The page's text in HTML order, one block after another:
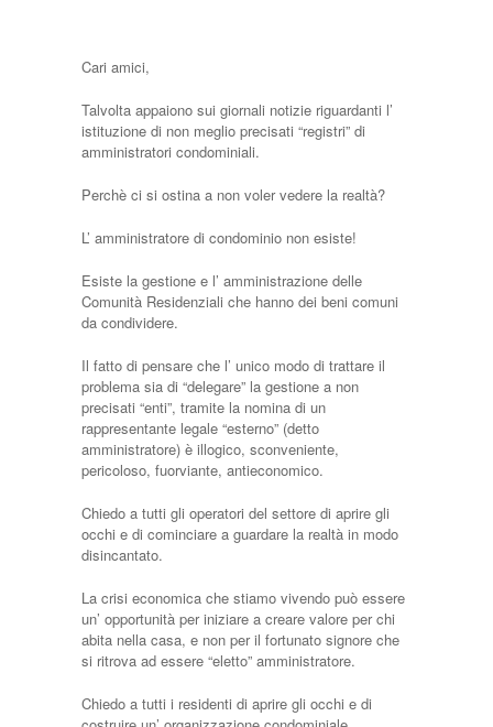
Cari amici,
Talvolta appaiono sui giornali notizie riguardanti l’
istituzione di non meglio precisati “registri” di
amministratori condominiali.
Perchè ci si ostina a non voler vedere la realtà?
L’ amministratore di condominio non esiste!
Esiste la gestione e l’ amministrazione delle
Comunità Residenziali che hanno dei beni comuni
da condividere.
Il fatto di pensare che l’ unico modo di trattare il
problema sia di “delegare” la gestione a non
precisati “enti”, tramite la nomina di un
rappresentante legale “esterno” (detto
amministratore) è illogico, sconveniente,
pericoloso, fuorviante, antieconomico.
Chiedo a tutti gli operatori del settore di aprire gli
occhi e di cominciare a guardare la realtà in modo
disincantato.
La crisi economica che stiamo vivendo può essere
un’ opportunità per iniziare a creare valore per chi
abita nella casa, e non per il fortunato signore che
si ritrova ad essere “eletto” amministratore.
Chiedo a tutti i residenti di aprire gli occhi e di